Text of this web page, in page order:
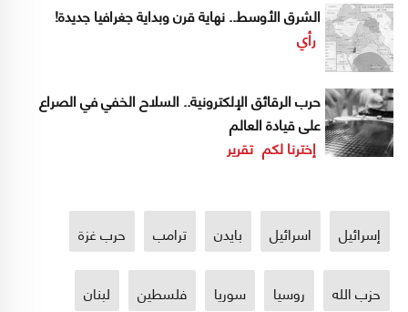
الشرق الأوسط.. نهاية قرن وبداية جغرافيا جديدة!
رأي
حرب الرقائق الإلكترونية.. السلاح الخفي في الصراع
على قيادة العالم
إخترنا لكم تقرير
إسرائيل اسرائيل بايدن ترامب حرب غزة
حزب الله روسيا سوريا فلسطين لبنان